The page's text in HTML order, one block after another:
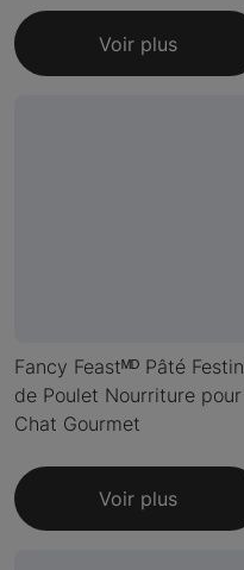
Voir plus
Fancy Feastᴹᴰ Pâté Festin
de Poulet Nourriture pour
Chat Gourmet
Voir plus